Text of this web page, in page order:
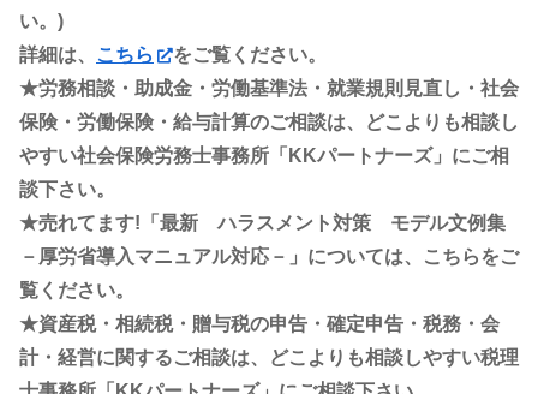
い。)
詳細は、
こちら
をご覧ください。
★労務相談・助成金・労働基準法・就業規則見直し・社会
保険・労働保険・給与計算のご相談は、どこよりも相談し
やすい社会保険労務士事務所「KKパートナーズ」にご相
談下さい。
★売れてます!「最新 ハラスメント対策 モデル文例集
－厚労省導入マニュアル対応－」については、こちらをご
覧ください。
★資産税・相続税・贈与税の申告・確定申告・税務・会
計・経営に関するご相談は、どこよりも相談しやすい税理